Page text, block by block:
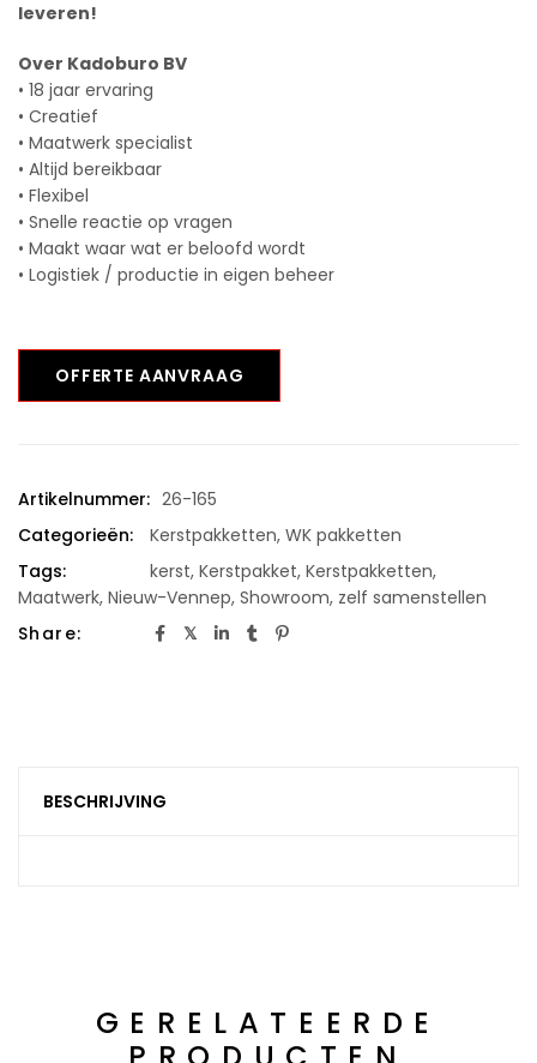
leveren!
Over Kadoburo BV
• 18 jaar ervaring
• Creatief
• Maatwerk specialist
• Altijd bereikbaar
• Flexibel
• Snelle reactie op vragen
• Maakt waar wat er beloofd wordt
• Logistiek / productie in eigen beheer
OFFERTE AANVRAAG
Artikelnummer: 26-165
Categorieën:
Kerstpakketten, WK pakketten
Tags:
kerst, Kerstpakket, Kerstpakketten,
Maatwerk, Nieuw-Vennep, Showroom, zelf samenstellen
Share:
BESCHRIJVING
GERELATEERDE